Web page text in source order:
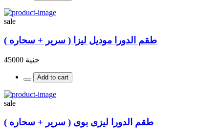
sale
طقم الدورا موديل ليزا ( سرير + سحاره )
جنية 45000
Add to cart
sale
طقم الدورا ليزى بوى ( سرير + سحاره )